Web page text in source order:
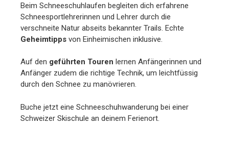
Beim Schneeschuhlaufen begleiten dich erfahrene
Schneesportlehrerinnen und Lehrer durch die
verschneite Natur abseits bekannter Trails. Echte
Geheimtipps von Einheimischen inklusive.
Auf den geführten Touren lernen Anfängerinnen und
Anfänger zudem die richtige Technik, um leichtfüssig
durch den Schnee zu manövrieren.
Buche jetzt eine Schneeschuhwanderung bei einer
Schweizer Skischule an deinem Ferienort.